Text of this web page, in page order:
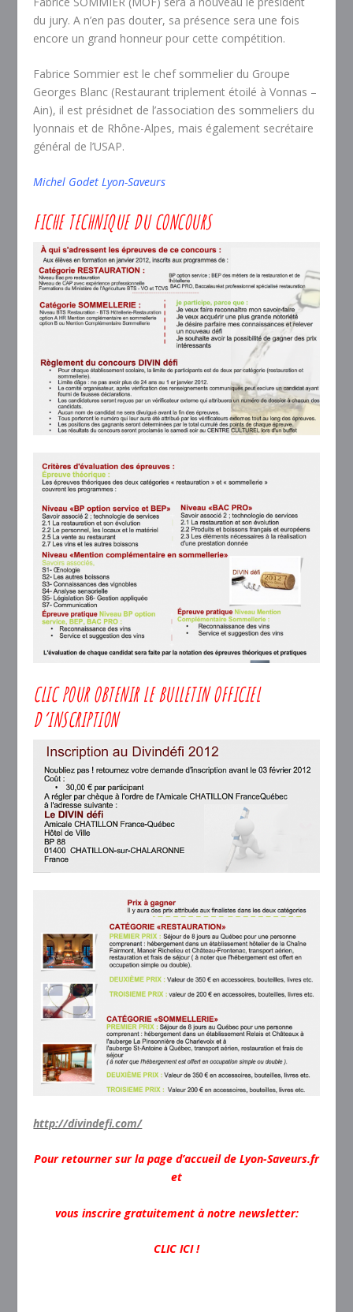
du jury. A n’en pas douter, sa présence sera une fois
encore un grand honneur pour cette compétition.
Fabrice Sommier est le chef sommelier du Groupe
Georges Blanc (Restaurant triplement étoilé à Vonnas –
Ain), il est présidnet de l’association des sommeliers du
lyonnais et de Rhône-Alpes, mais également secrétaire
général de l’USAP.
Michel Godet Lyon-Saveurs
FICHE TECHNIQUE DU CONCOURS
CLIC POUR OBTENIR LE BULLETIN OFFICIEL
D’INSCRIPTION
http://divindefi.com/
Pour retourner sur la page d’accueil de Lyon-Saveurs.fr
et
vous inscrire gratuitement à notre newsletter:
CLIC ICI !